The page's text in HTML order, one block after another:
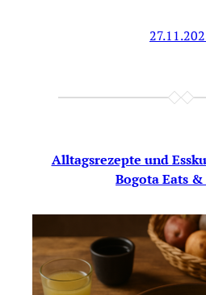
Alltagsrezepte und
Bogota Eats